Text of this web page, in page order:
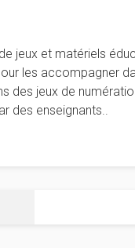
jeux et matériels
les accompagner
des jeux de
des enseignants..